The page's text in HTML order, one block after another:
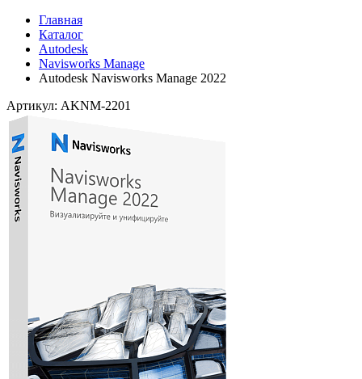
Главная
Каталог
Autodesk
Navisworks Manage
Autodesk Navisworks Manage 2022
Артикул: AKNM-2201